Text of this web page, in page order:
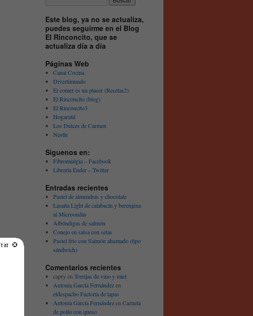
Este blog, ya no se actualiza,
puedes seguirme en el Blog
El Rinconcito, que se
actualiza día a día
Páginas Web
Canal Cocina
Divertimundo
El comer es un placer (Recetas2)
El Rinconcito (blog)
El Rinconcito3
Hogarutil
Los Dulces de Carmen
Nestle
Siguenos en:
Fibromialgia – Facebook
Librería Ender – Twitter
Entradas recientes
Pastel de almendras y chocolate
Lasaña Light de calabacín y berenjena
al Microondas
Albóndigas de salmón
Conejo en salsa con setas
Pastel frío con Salmón ahumado (tipo
sándwich)
Comentarios recientes
capry en Torrijas de vino y miel
Antonia García Fernándezen
eldespacho Factoría de tapas
Antonia García Fernándezen Cazuela
de pollo con queso